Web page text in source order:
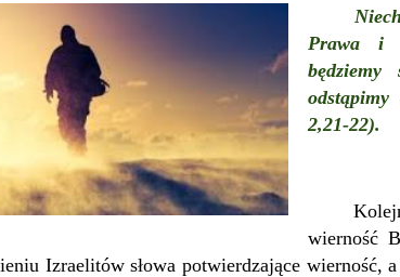
Niech
Prawa i
2,21-22).
Kolejny
wierność
Izraelitów słowa potwierdzające wierność,